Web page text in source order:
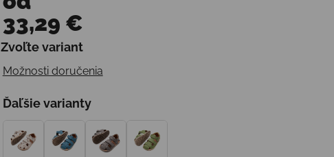
33,29 €
Jednotková cena:
Zvoľte variant
Možnosti doručenia
Ďaľšie varianty